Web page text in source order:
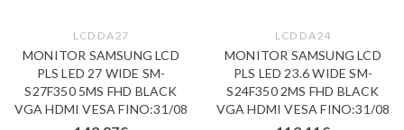
LCD DA 27
MONITOR SAMSUNG LCD
PLS LED 27 WIDE SM-
S27F350 5MS FHD BLACK
VGA HDMI VESA FINO:31/08
LCD DA 24
MONITOR SAMSUNG LCD
PLS LED 23.6 WIDE SM-
S24F350 2MS FHD BLACK
VGA HDMI VESA FINO:31/08